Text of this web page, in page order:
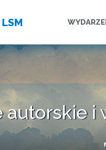
autorskie i